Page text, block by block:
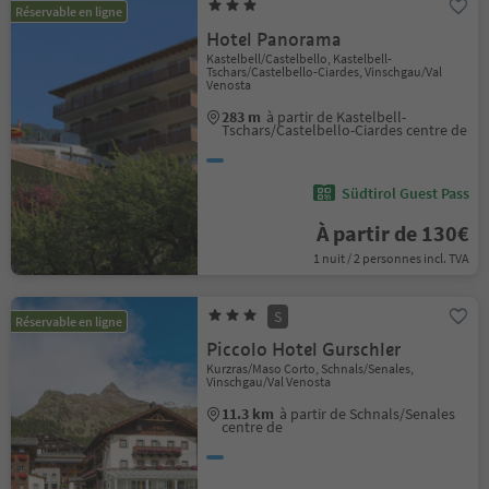
Réservable en ligne
Hotel Panorama
Kastelbell/Castelbello, Kastelbell-
Tschars/Castelbello-Ciardes, Vinschgau/Val
Venosta
283 m à partir de Kastelbell-
Tschars/Castelbello-Ciardes centre de
Südtirol Guest Pass
À partir de 130€
1 nuit / 2 personnes incl. TVA
Réservable en ligne S
Piccolo Hotel Gurschler
Kurzras/Maso Corto, Schnals/Senales,
Vinschgau/Val Venosta
11.3 km à partir de Schnals/Senales
centre de